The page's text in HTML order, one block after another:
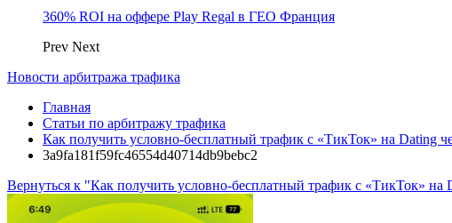
360% ROI на оффере Play Regal в ГЕО Франция
Prev Next
Новости арбитража трафика
Главная
Статьи по арбитражу трафика
Как получить условно-бесплатный трафик с «ТикТок» на Dating
3a9fa181f59fc46554d40714db9bebc2
Вернуться к "Как получить условно-бесплатный трафик с «ТикТок» на